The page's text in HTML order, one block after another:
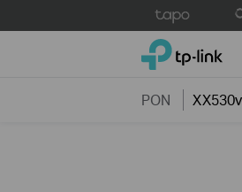
to
TP-Link, Reliably
PON XX530v